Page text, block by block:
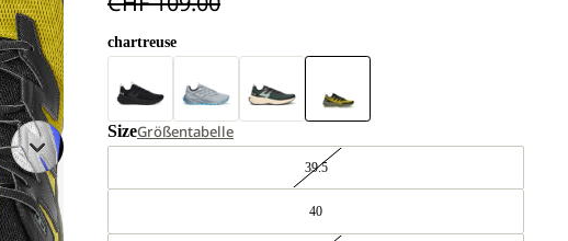
chartreuse
SizeGrößentabelle
39.5
40